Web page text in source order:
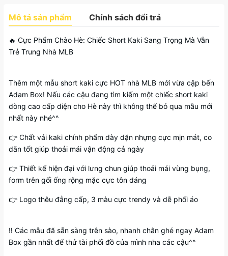
Mô tả sản phẩm Chính sách đổi trả
🔥 Cực Phẩm Chào Hè: Chiếc Short Kaki Sang Trọng Mà Vẫn
Trẻ Trung Nhà MLB
Thêm một mẫu short kaki cực HOT nhà MLB mới vừa cập bến
Adam Box! Nếu các cậu đang tìm kiếm một chiếc short kaki
dòng cao cấp diện cho Hè này thì không thể bỏ qua mẫu mới
nhất này nhé^^
👉 Chất vải kaki chính phẩm dày dặn nhựng cực mịn mát, co
dãn tốt giúp thoải mái vận động cả ngày
👉 Thiết kế hiện đại với lưng chun giúp thoải mái vùng bụng,
form trên gối ống rộng mặc cực tôn dáng
👉 Logo thêu đẳng cấp, 3 màu cực trendy và dễ phối áo
‼️ Các mẫu đã sẵn sàng trên sào, nhanh chân ghé ngay Adam
Box gần nhất để thử tài phối đồ của mình nha các cậu^^